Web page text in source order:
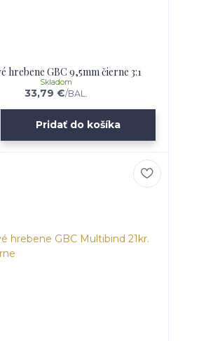
hrebene GBC 9,5mm čierne 3:1
33,79 €/BAL.
Skladom
Pridať do košíka